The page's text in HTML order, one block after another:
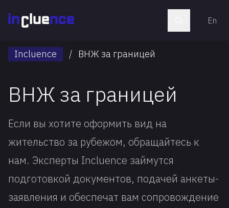
En
Incluence / ВНЖ за границей
ВНЖ за границей
Если вы хотите оформить вид на
жительство за рубежом, обращайтесь к
нам. Эксперты Incluence займутся
подготовкой документов, подачей анкеты-
заявления и обеспечат вам сопровождение